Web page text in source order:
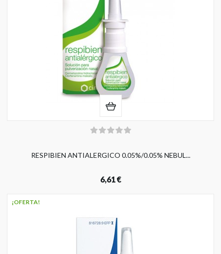
RESPIBIEN ANTIALERGICO 0.05%/0.05% NEBUL...
6,61 €
¡OFERTA!